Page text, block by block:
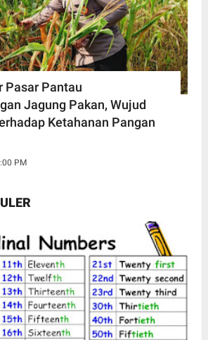
Pasar Pantau
Jagung Pakan, Wujud
Ketahanan Pangan
PM